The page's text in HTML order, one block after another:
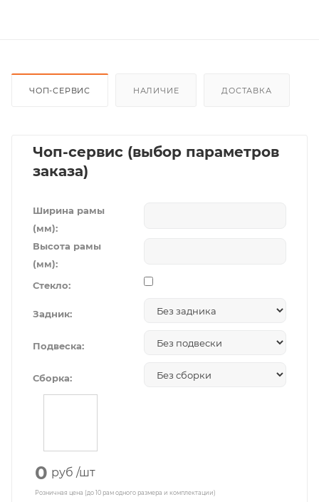
ЧОП-СЕРВИС НАЛИЧИЕ ДОСТАВКА
Чоп-сервис (выбор параметров
заказа)
Ширина рамы
(мм):
Высота рамы
(мм):
Стекло:
Задник:
Подвеска:
Сборка:
0 руб /шт
Розничная цена (до 10 рам одного размера и комплектации)